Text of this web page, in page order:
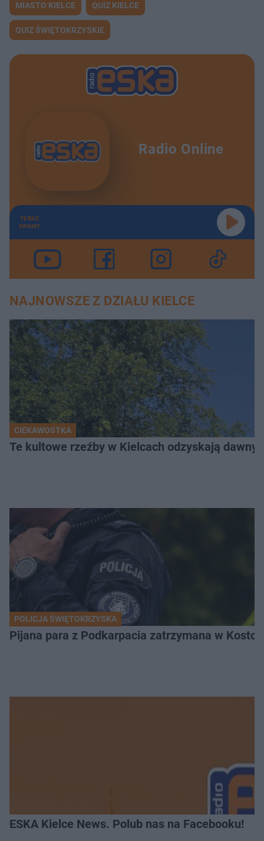
MIASTO KIELCE QUIZ KIELCE
QUIZ ŚWIĘTOKRZYSKIE
Radio Online
TERAZ
GRAMY
NAJNOWSZE Z DZIAŁU KIELCE
CIEKAWOSTKA
Te kultowe rzeźby w Kielcach odzyskają dawny
POLICJA ŚWIĘTOKRZYSKA
Pijana para z Podkarpacia zatrzymana w
ESKA Kielce News. Polub nas na Facebooku!